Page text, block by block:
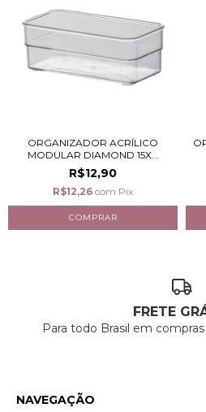
ORGANIZADOR ACRÍLICO
MODULAR DIAMOND 15X...
R$12,90
R$12,26 com Pix
FRETE
Para todo Brasil em
NAVEGAÇÃO